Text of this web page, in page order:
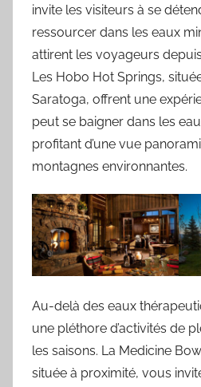
invite les visiteurs à se
ressourcer dans les eaux
attirent les voyageurs
Les Hobo Hot Springs,
Saratoga, offrent une
peut se baigner dans les
profitant d’une vue
montagnes environnantes.
Au-delà des eaux
une pléthore d’activités de
les saisons. La Medicine
située à proximité, vous